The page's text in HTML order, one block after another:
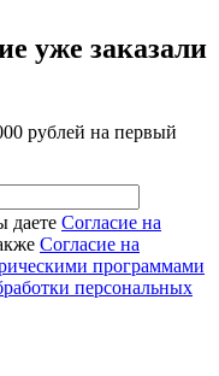
уже заказали
рублей на первый
даете Согласие на
Согласие на
программами
персональных